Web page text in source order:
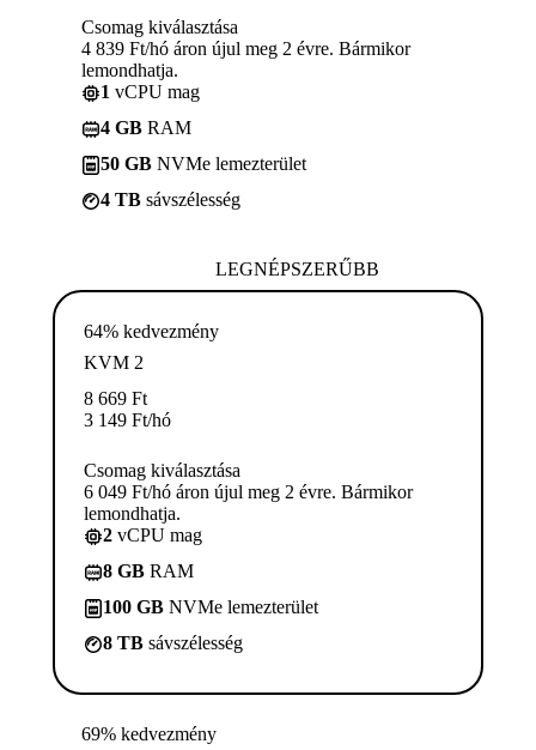
Csomag kiválasztása
4 839 Ft/hó áron újul meg 2 évre. Bármikor
lemondhatja.
1 vCPU mag
4 GB RAM
50 GB NVMe lemezterület
4 TB sávszélesség
LEGNÉPSZERŰBB
64% kedvezmény
KVM 2
8 669 Ft
3 149 Ft/hó
Csomag kiválasztása
6 049 Ft/hó áron újul meg 2 évre. Bármikor
lemondhatja.
2 vCPU mag
8 GB RAM
100 GB NVMe lemezterület
8 TB sávszélesség
69% kedvezmény